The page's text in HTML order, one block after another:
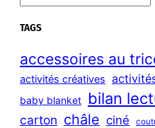
e
a
c
h
TAGS
accessoires au
activités créatives
baby blanket bilan
carton châle ciné